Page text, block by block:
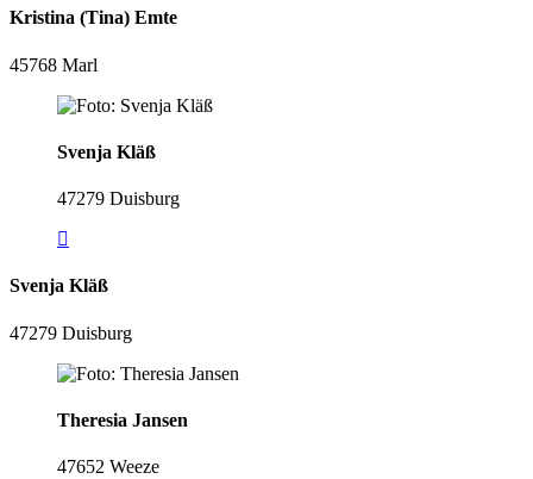
Kristina (Tina) Emte
45768 Marl
Svenja Kläß
47279 Duisburg
Svenja Kläß
47279 Duisburg
Theresia Jansen
47652 Weeze